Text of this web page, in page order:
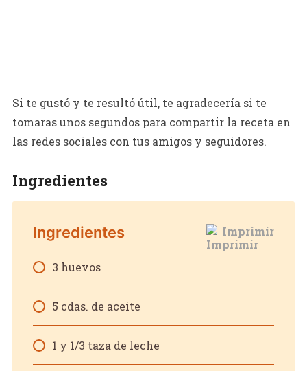
Si te gustó y te resultó útil, te agradecería si te
tomaras unos segundos para compartir la receta en
las redes sociales con tus amigos y seguidores.
Ingredientes
Imprimir
Ingredientes
3 huevos
5 cdas. de aceite
1 y 1/3 taza de leche